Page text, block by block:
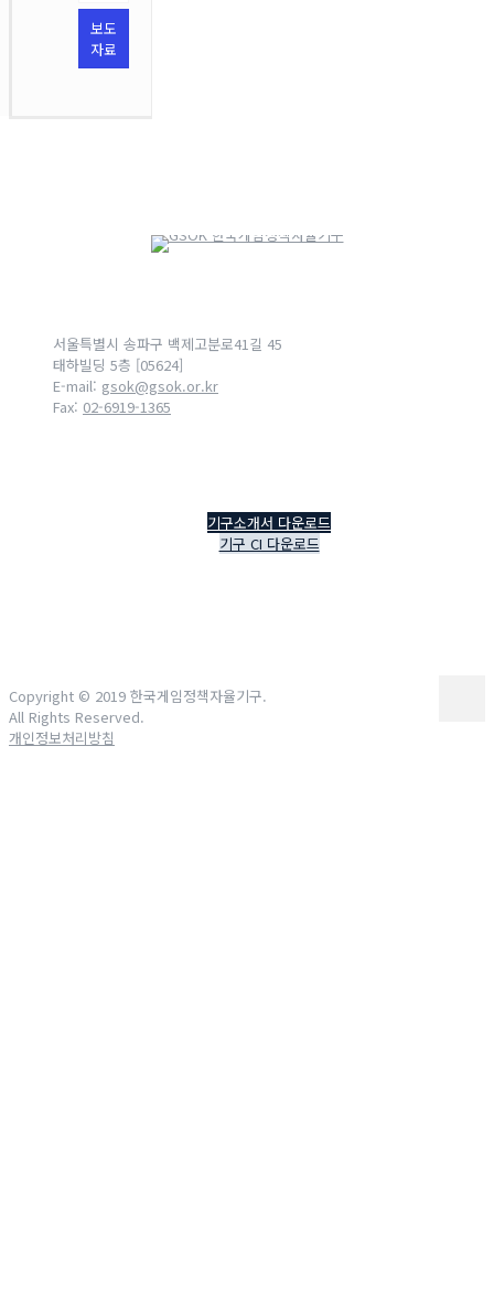
보도
자료
서울특별시 송파구 백제고분로41길 45
태하빌딩 5층 [05624]
E-mail: gsok@gsok.or.kr
Fax: 02-6919-1365
기구소개서 다운로드
기구 CI 다운로드
Copyright © 2019 한국게임정책자율기구.
All Rights Reserved.
개인정보처리방침